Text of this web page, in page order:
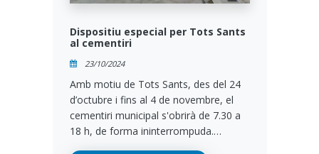
Dispositiu especial per Tots Sants
al cementiri
23/10/2024
Amb motiu de Tots Sants, des del 24
d’octubre i fins al 4 de novembre, el
cementiri municipal s'obrirà de 7.30 a
18 h, de forma ininterrompuda.…